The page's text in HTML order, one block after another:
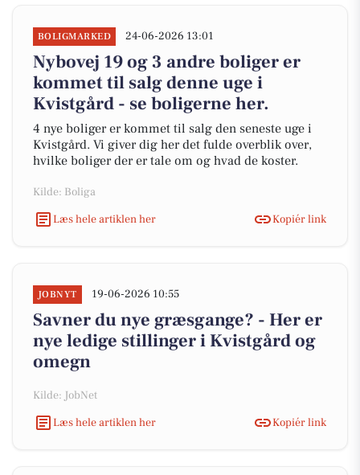
BOLIGMARKED 24-06-2026 13:01
Nybovej 19 og 3 andre boliger er
kommet til salg denne uge i
Kvistgård - se boligerne her.
4 nye boliger er kommet til salg den seneste uge i
Kvistgård. Vi giver dig her det fulde overblik over,
hvilke boliger der er tale om og hvad de koster.
Kilde: Boliga
Læs hele artiklen her
Kopiér link
JOBNYT 19-06-2026 10:55
Savner du nye græsgange? - Her er
nye ledige stillinger i Kvistgård og
omegn
Kilde: JobNet
Læs hele artiklen her
Kopiér link